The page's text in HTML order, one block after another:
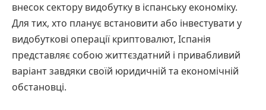
внесок сектору видобутку в іспанську економіку.
Для тих, хто планує встановити або інвестувати у
видобуткові операції криптовалют, Іспанія
представляє собою життєздатний і привабливий
варіант завдяки своїй юридичній та економічній
обстановці.